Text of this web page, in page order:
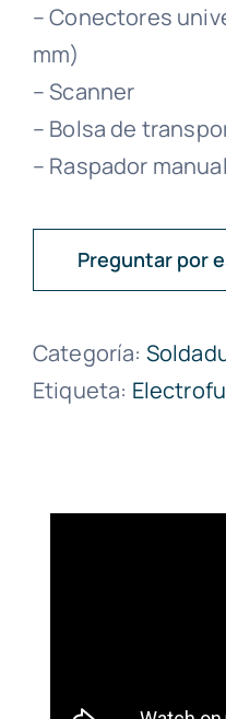
– Conectores
mm)
– Scanner
– Bolsa de
– Raspador manual
Preguntar por
Categoría:
Etiqueta: